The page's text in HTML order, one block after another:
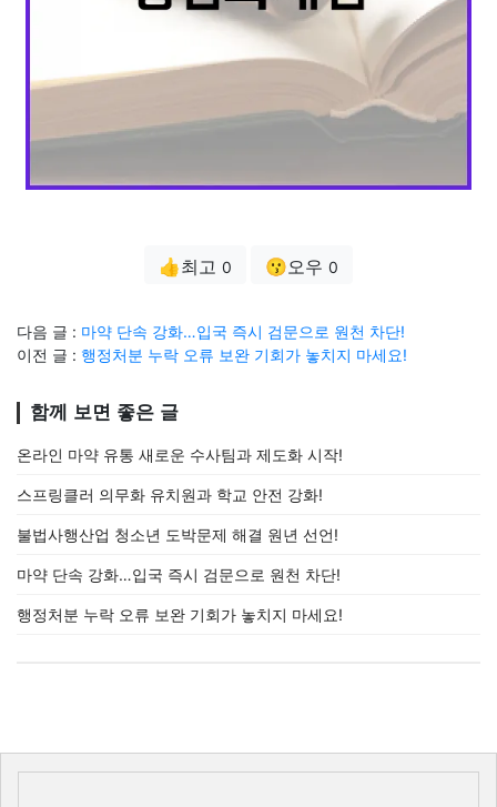
👍최고 0 😗오우 0
다음 글 : 마약 단속 강화…입국 즉시 검문으로 원천 차단!
이전 글 : 행정처분 누락 오류 보완 기회가 놓치지 마세요!
함께 보면 좋은 글
온라인 마약 유통 새로운 수사팀과 제도화 시작!
스프링클러 의무화 유치원과 학교 안전 강화!
불법사행산업 청소년 도박문제 해결 원년 선언!
마약 단속 강화…입국 즉시 검문으로 원천 차단!
행정처분 누락 오류 보완 기회가 놓치지 마세요!